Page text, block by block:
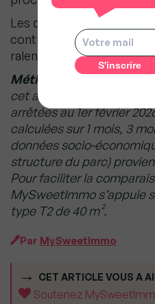
Les délais de vente
contre 83 jours un an
ralentissement de la
Méthodologie :Les prix
cet article sont issus des
arrêtées au 1er février
calculées sur 1 mois, 3
données socio-
structure du parc)
Pour faciliter la
MySweetImmo s’appuie
type T2 de 40 m².
Par MySweetImmo
CET ARTICLE VOUS A
Soutenez